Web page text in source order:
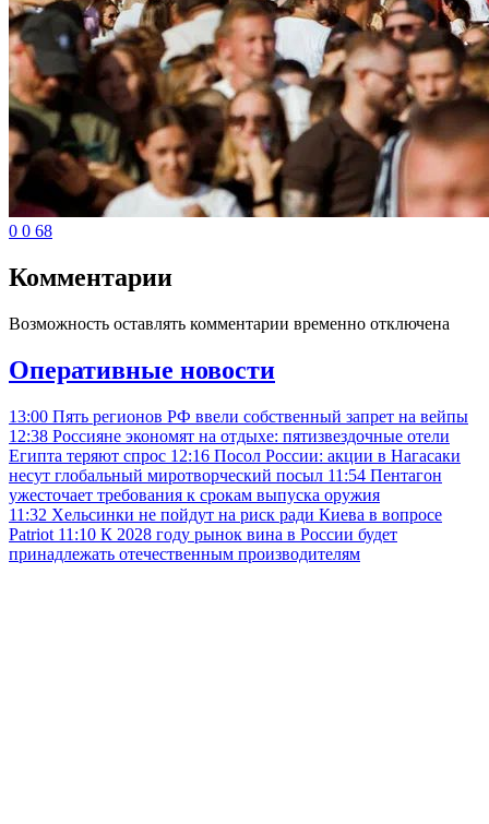
0 0 68
Комментарии
Возможность оставлять комментарии временно отключена
Оперативные новости
13:00 Пять регионов РФ ввели собственный запрет на вейпы
12:38 Россияне экономят на отдыхе: пятизвездочные отели
Египта теряют спрос 12:16 Посол России: акции в Нагасаки
несут глобальный миротворческий посыл 11:54 Пентагон
ужесточает требования к срокам выпуска оружия
11:32 Хельсинки не пойдут на риск ради Киева в вопросе
Patriot 11:10 К 2028 году рынок вина в России будет
принадлежать отечественным производителям